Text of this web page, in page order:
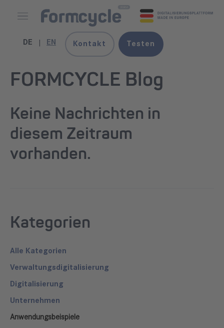
DE EN Kontakt Testen
FORMCYCLE Blog
Keine Nachrichten in
diesem Zeitraum
vorhanden.
Kategorien
Alle Kategorien
Verwaltungsdigitalisierung
Digitalisierung
Unternehmen
Anwendungsbeispiele